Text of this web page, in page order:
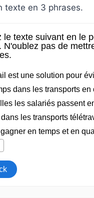
texte en 3 phrases.